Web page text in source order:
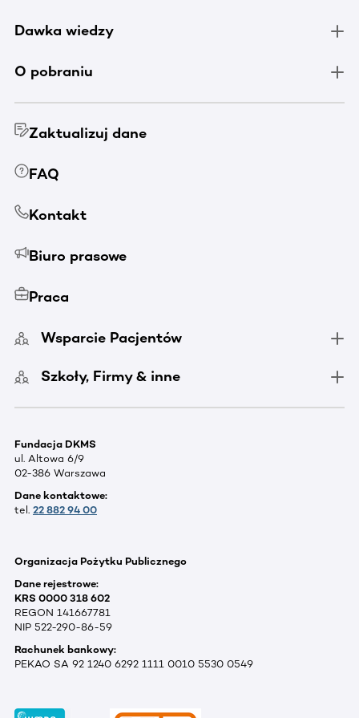
Dawka wiedzy
O pobraniu
Zaktualizuj dane
FAQ
Kontakt
Biuro prasowe
Praca
Wsparcie Pacjentów
Szkoły, Firmy & inne
Fundacja DKMS
ul. Altowa 6/9
02-386 Warszawa
Dane kontaktowe:
tel. 22 882 94 00
Organizacja Pożytku Publicznego
Dane rejestrowe:
KRS 0000 318 602
REGON 141667781
NIP 522-290-86-59
Rachunek bankowy:
PEKAO SA 92 1240 6292 1111 0010 5530 0549